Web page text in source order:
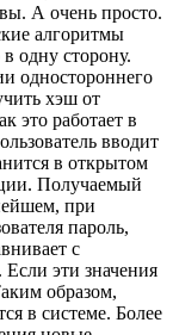
А очень просто.
алгоритмы
одну сторону.
одностороннего
хэш от
это работает в
вводит
в открытом
Получаемый
при
пароль,
с
эти значения
образом,
в системе. Более